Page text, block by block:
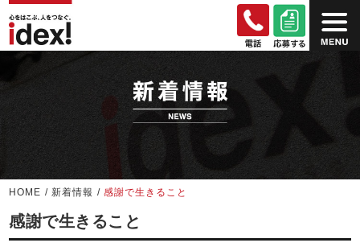
HOME /新着情報 /感謝で生きること
感謝で生きること